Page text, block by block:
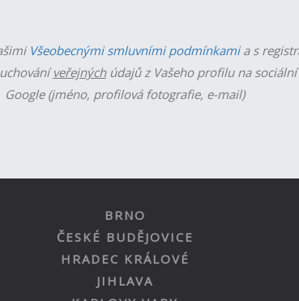
Všeobecnými smluvními podmínkamia s
veřejnýchúdajů z Vašeho profilu na sociální
Google (jméno, profilová fotografie, e-mail)
BRNO
ČESKÉ BUDĚJOVICE
HRADEC KRÁLOVÉ
JIHLAVA